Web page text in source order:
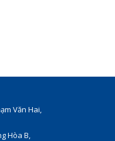
Văn Hai,
Hòa B,